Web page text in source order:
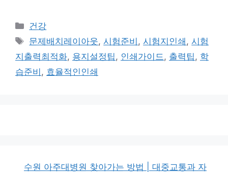
카
테
리
건강
태
그
문제배치레이아웃,시험준비 ,시험지인쇄 ,시험
지출력최적화, 용지설정팁 , 인쇄가이드 , 출력팁 , 학
습준비 , 효율적인인쇄
수원 아주대병원 찾아가는 방법 | 대중교통과 자